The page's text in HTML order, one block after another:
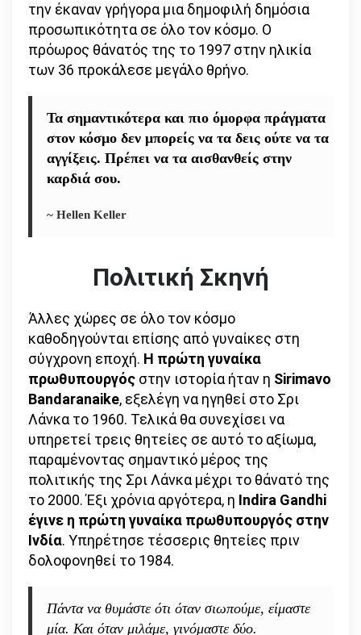
την έκαναν γρήγορα μια δημοφιλή δημόσια
προσωπικότητα σε όλο τον κόσμο. Ο
πρόωρος θάνατός της το 1997 στην ηλικία
των 36 προκάλεσε μεγάλο θρήνο.
Τα σημαντικότερα και πιο όμορφα πράγματα
στον κόσμο δεν μπορείς να τα δεις ούτε να τα
αγγίξεις. Πρέπει να τα αισθανθείς στην
καρδιά σου.
~ Hellen Keller
Πολιτική Σκηνή
Άλλες χώρες σε όλο τον κόσμο
καθοδηγούνται επίσης από γυναίκες στη
σύγχρονη εποχή. Η πρώτη γυναίκα
πρωθυπουργός στην ιστορία ήταν η Sirimavo
Bandaranaike, εξελέγη να ηγηθεί στο Σρι
Λάνκα το 1960. Τελικά θα συνεχίσει να
υπηρετεί τρεις θητείες σε αυτό το αξίωμα,
παραμένοντας σημαντικό μέρος της
πολιτικής της Σρι Λάνκα μέχρι το θάνατό της
το 2000. Έξι χρόνια αργότερα, η Indira Gandhi
έγινε η πρώτη γυναίκα πρωθυπουργός στην
Ινδία. Υπηρέτησε τέσσερις θητείες πριν
δολοφονηθεί το 1984.
Πάντα να θυμάστε ότι όταν σιωπούμε, είμαστε
μία. Και όταν μιλάμε, γινόμαστε δύο.